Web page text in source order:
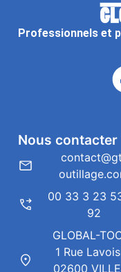
Professionnels et
Nous contacter
00 33 3 23
92
GLOBAL-
1 Rue
02600